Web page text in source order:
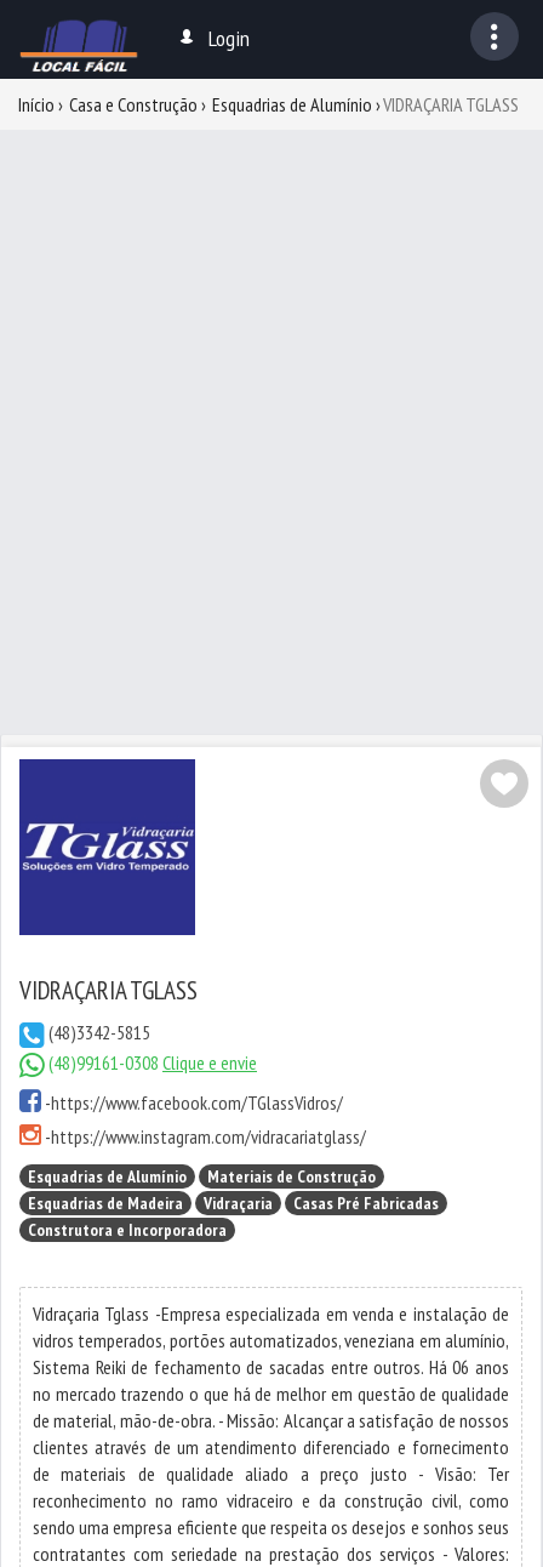
Login
Início Casa e Construção Esquadrias de Alumínio VIDRAÇARIA TGLASS
VIDRAÇARIA TGLASS
(48)3342-5815
(48)99161-0308 Clique e envie
-https://www.facebook.com/TGlassVidros/
-https://www.instagram.com/vidracariatglass/
Esquadrias de Alumínio
Materiais de Construção
Esquadrias de Madeira
Vidraçaria
Casas Pré Fabricadas
Construtora e Incorporadora
Vidraçaria Tglass -Empresa especializada em venda e instalação de
vidros temperados, portões automatizados, veneziana em alumínio,
Sistema Reiki de fechamento de sacadas entre outros. Há 06 anos
no mercado trazendo o que há de melhor em questão de qualidade
de material, mão-de-obra. - Missão: Alcançar a satisfação de nossos
clientes através de um atendimento diferenciado e fornecimento
de materiais de qualidade aliado a preço justo - Visão: Ter
reconhecimento no ramo vidraceiro e da construção civil, como
sendo uma empresa eficiente que respeita os desejos e sonhos seus
contratantes com seriedade na prestação dos serviços - Valores: